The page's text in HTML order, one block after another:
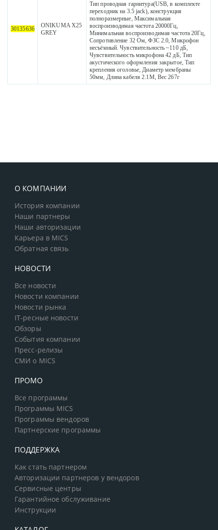
30135636
ONIKUMA X25
GREY
Тип проводная гарнитура(USB, в комплекте
переходник на 3.5 jack), конструкция
полноразмерные, Максимальная
воспроизводимая частота 20000Гц,
Минимальная воспроизводимая частота 20Гц,
Сопротивление 32 Ом, ФЗС 2.0, Микрофон
несъёмный. Чувствительность ~110 дБ,
Чувствительность микрофона 42 дБ, Тип
акустического оформления закрытое, Тип
крепления оголовье, Диаметр мембраны
50мм, Длина кабеля 2.1М, Вес 267г
О КОМПАНИИ
История компании
Наши партнеры
Наши авторизации
Карьера в MICS
Обратная связь
НОВОСТИ
Все новости
Новости компании
Новости рынка
IT-ресные новости
Обзоры
События компании
Пресс-релизы
СМИ о MICS
ПРОМО
Все программы
Программы MICS
Программы вендоров
Партнерские программы
ПОДДЕРЖКА
Как стать партнером
Авторизации партнеров у вендоров
Сервисные центры
Гарантийное обслуживание
Инструкции